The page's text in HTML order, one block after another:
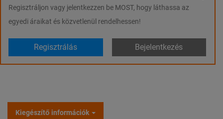
Regisztráljon vagy jelentkezzen be MOST, hogy láthassa az
egyedi áraikat és közvetlenül rendelhessen!
Regisztrálás Bejelentkezés
Kiegészítő információk